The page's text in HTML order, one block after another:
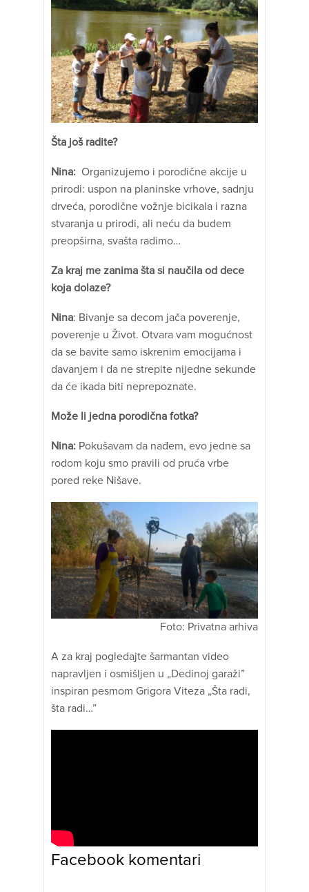
Šta još radite?
Nina: Organizujemo i porodične akcije u
prirodi: uspon na planinske vrhove, sadnju
drveća, porodične vožnje bicikala i razna
stvaranja u prirodi, ali neću da budem
preopširna, svašta radimo…
Za kraj me zanima šta si naučila od dece
koja dolaze?
Nina: Bivanje sa decom jača poverenje,
poverenje u Život. Otvara vam mogućnost
da se bavite samo iskrenim emocijama i
davanjem i da ne strepite nijedne sekunde
da će ikada biti neprepoznate.
Može li jedna porodična fotka?
Nina: Pokušavam da nađem, evo jedne sa
rodom koju smo pravili od pruća vrbe
pored reke Nišave.
Foto: Privatna arhiva
A za kraj pogledajte šarmantan video
napravljen i osmišljen u „Dedinoj garaži”
inspiran pesmom Grigora Viteza „Šta radi,
šta radi…”
Facebook komentari